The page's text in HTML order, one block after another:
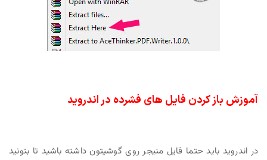
آموزش باز کردن فایل های فشرده در اندروید
در اندروید باید حتما فایل منیجر روی گوشیتون داشته باشید تا بتونید